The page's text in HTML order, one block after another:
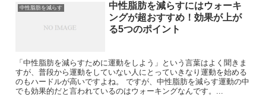
中性脂肪を減らす
中性脂肪を減らすにはウォーキ
ングが超おすすめ！効果が上が
る5つのポイント
「中性脂肪を減らすために運動をしよう」という言葉はよく聞きま
すが、普段から運動をしていない人にとっていきなり運動を始める
のもハードルが高いですよね。 ですが、中性脂肪を減らす運動の中
でも効果的だと言われているのはウォーキングなんです。...